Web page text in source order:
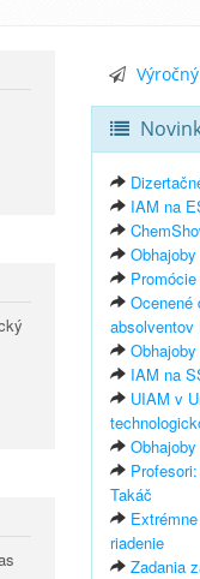
IAM na
Ocenené
absolventov
IAM na
UIAM v
Takáč
riadenie
Zadania